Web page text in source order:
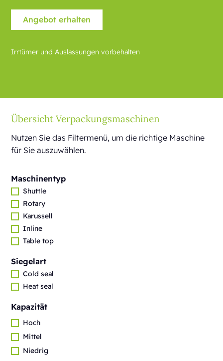
Irrtümer und Auslassungen vorbehalten
Übersicht Verpackungsmaschinen
Nutzen Sie das Filtermenü, um die richtige Maschine
für Sie auszuwählen.
Maschinentyp
Shuttle
Rotary
Karussell
Inline
Table top
Siegelart
Cold seal
Heat seal
Kapazität
Hoch
Mittel
Niedrig